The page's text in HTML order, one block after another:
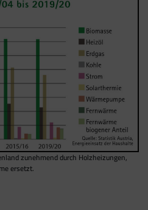
zunehmend durch Holzheizungen,
ersetzt.
setzt keine Cookies
Der Tag Manager ist nur
den Sie u.a. verschiedene
Codes gebündelt
Sie beispielsweise
den Tag Manager
Cookies gesetzt. Diese
von Google Analytics
selbst.